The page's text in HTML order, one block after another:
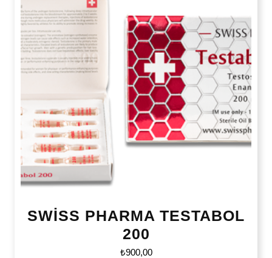
SWİSS PHARMA TESTABOL
200
₺900,00